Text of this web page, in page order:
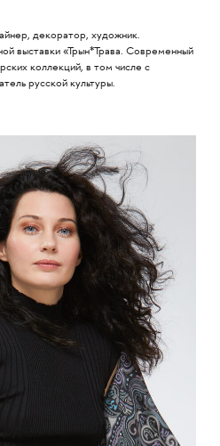
декоратор, художник.
выставки «Трын*Трава. Современный
коллекций, в том числе с
русской культуры.